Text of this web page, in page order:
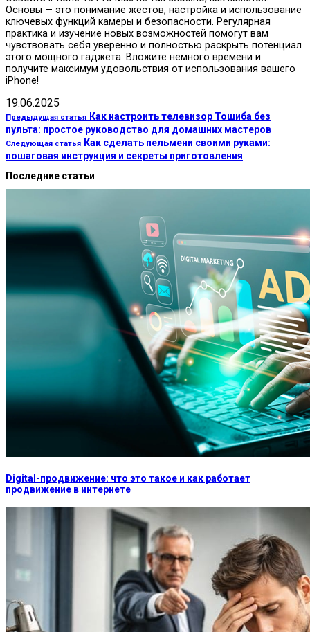
Основы — это понимание жестов, настройка и использование
ключевых функций камеры и безопасности. Регулярная
практика и изучение новых возможностей помогут вам
чувствовать себя уверенно и полностью раскрыть потенциал
этого мощного гаджета. Вложите немного времени и
получите максимум удовольствия от использования вашего
iPhone!
19.06.2025
Предыдущая статья Как настроить телевизор Тошиба без
пульта: простое руководство для домашних мастеров
Следующая статья Как сделать пельмени своими руками:
пошаговая инструкция и секреты приготовления
Последние статьи
Digital-продвижение: что это такое и как работает
продвижение в интернете